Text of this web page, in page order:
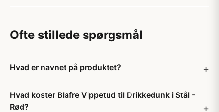
Ofte stillede spørgsmål
Hvad er navnet på produktet?
Hvad koster Blafre Vippetud til Drikkedunk i Stål -
Rød?